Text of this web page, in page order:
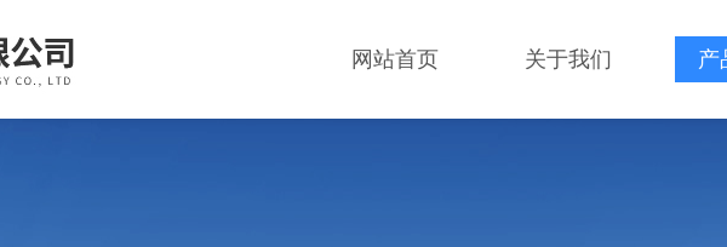
网站首页 关于我们 产